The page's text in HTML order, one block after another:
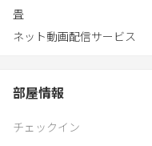
畳
ネット動画配信サービス
部屋情報
チェックイン